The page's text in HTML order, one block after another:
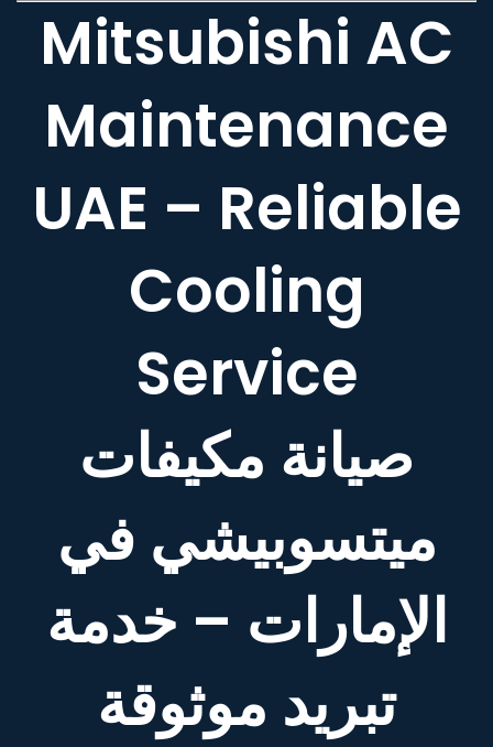
Mitsubishi AC
Maintenance
UAE – Reliable
Cooling
Service
صيانة مكيفات
ميتسوبيشي في
الإمارات – خدمة
تبريد موثوقة